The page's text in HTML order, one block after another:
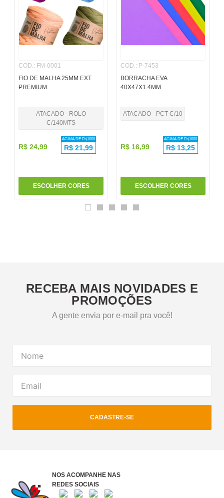
COD.: FM-0001
FIO DE MALHA 25MM EXT
PREMIUM
ATACADO - ROLO
C/140MTS
R$ 24,99
ACIMA DE R$1000
R$ 21,99
ESCOLHER CORES
COD.: P-7453
BORRACHA EVA
40X47X1.4MM
ATACADO - PCT C/10
R$ 16,99
ACIMA DE R$1000
R$ 13,25
ESCOLHER CORES
RECEBA MAIS NOVIDADES E
PROMOÇÕES
A gente envia por e-mail pra você!
CADASTRE-SE
NOS ACOMPANHE NAS
REDES SOCIAIS
pincel
º papel
º barbante
10º havaianas